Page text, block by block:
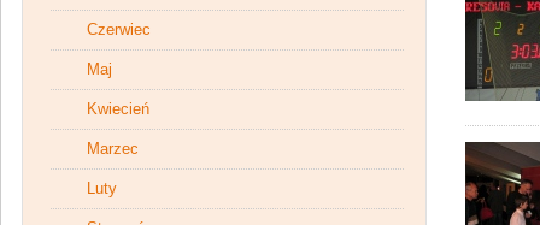
Czerwiec
Maj
Kwiecień
Marzec
Luty